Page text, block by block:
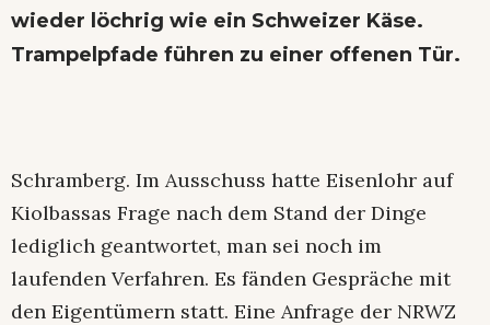
wieder löchrig wie ein Schweizer Käse.
Trampelpfade führen zu einer offenen Tür.
Schramberg. Im Ausschuss hatte Eisenlohr auf
Kiolbassas Frage nach dem Stand der Dinge
lediglich geantwortet, man sei noch im
laufenden Verfahren. Es fänden Gespräche mit
den Eigentümern statt. Eine Anfrage der NRWZ